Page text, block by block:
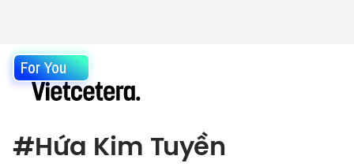
For You
#Hứa Kim Tuyền